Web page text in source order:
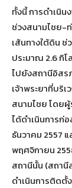
ทั้งนี้ การดำเนิ
ช่วงสนามไชย-
เส้นทางใต้ดิน ช่
ประมาณ 2.6 กิ
ไปยังสถานีอิสร
เจ้าพระยาที่บริ
สนามไชย โดย
ได้ดำเนินการก่
ธันวาคม 2557
พฤศจิกายน
สถานีนั้น (สถานี
ดำเนินการติดตั้